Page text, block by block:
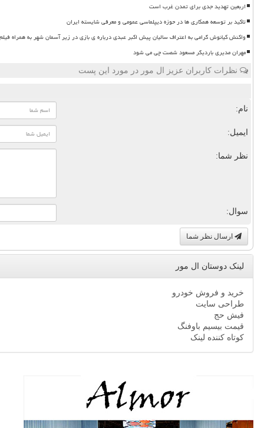
اربعین تهدید جدی برای تمدن غرب است
تاکید بر توسعه همکاری ها در حوزه دیپلماسی عمومی و معرفی شایسته ایران
واکنش کیانوش گرامی به اعتراف سالیان پیش اکبر عبدی درباره ی بازی در زیر آسمان شهر به همراه فیلم
مهران مدیری باردیگر مسعود شصت چی می شود
نظرات کاربران عزیز ال مور در مورد این پست
نام:
ایمیل:
نظر شما:
سوال:
ارسال نظر شما
لینک دوستان ال مور
خرید و فروش خودرو
طراحی سایت
فیش حج
قیمت بیسیم باوفنگ
کوتاه کننده لینک